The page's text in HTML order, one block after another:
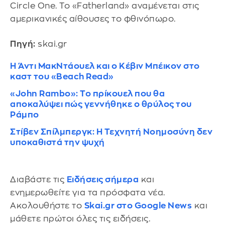
Circle One. Το «Fatherland» αναμένεται στις
αμερικανικές αίθουσες το φθινόπωρο.
Πηγή: skai.gr
Η Άντι ΜακΝτάουελ και ο Κέβιν Μπέικον στο
καστ του «Beach Read»
«John Rambo»: Το πρίκουελ που θα
αποκαλύψει πώς γεννήθηκε ο θρύλος του
Ράμπο
Στίβεν Σπίλμπεργκ: Η Τεχνητή Νοημοσύνη δεν
υποκαθιστά την ψυχή
Διαβάστε τις Ειδήσεις σήμερα και
ενημερωθείτε για τα πρόσφατα νέα.
Ακολουθήστε το Skai.gr στο Google News και
μάθετε πρώτοι όλες τις ειδήσεις.